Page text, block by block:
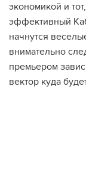
экономикой и
эффективный
начнутся
внимательно
премьером
вектор куда